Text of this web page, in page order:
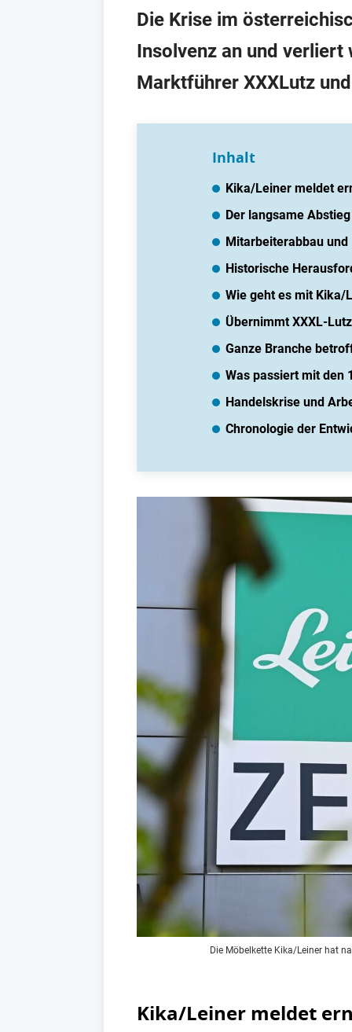
Die Krise im
Insolvenz an und
Marktführer XXXLutz
Inhalt
Kika/Leiner meldet
Der langsame
Mitarbeiterabbau
Historische
Wie geht es mit Kika/
Übernimmt XXXL-
Ganze Branche
Was passiert mit den
Handelskrise und
Chronologie der
Die Möbelkette Kika/Leiner hat
Kika/Leiner meldet